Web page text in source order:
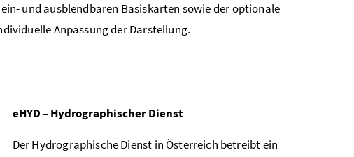
und ausblendbaren Basiskarten sowie der optionale
Anpassung der Darstellung.
eHYD– Hydrographischer Dienst
Der Hydrographische Dienst in Österreich betreibt ein